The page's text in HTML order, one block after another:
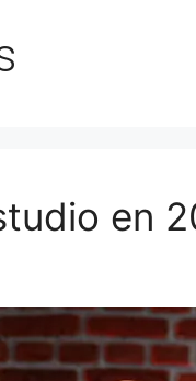
en